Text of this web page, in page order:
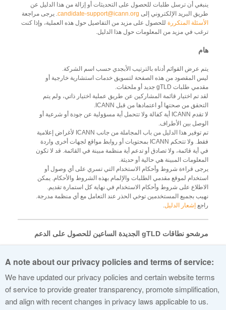
ينبغي أن ترسل طلبات للحصول على التحديثات أو إزالة من هذا الدليل عن
طريق البريد الإلكتروني إلى candidate-support@icann.org . يرجى مراجعة
الأسئلة المتكررة للحصول على مزيد من التفاصيل حول هذه العملية، وإذا كنت
ترغب في مزيد من المعلومات حول هذا الدليل.
هام
يتم عرض القوائم أدناه بالترتيب الأبجدي حسب اسم الشركة.
ليس المقصود من هذه الصفحة لتسويق خدمات استشارية خارجية أو
مقدمي طلبات gTLD جديد أو ملحقات.
لقد تم اختيار قائمة المشاركين عن طريق عملية اختيار ذاتي، ولم يتم
التحقق من صحتها أو اعتمادها من قبل ICANN.
لا تقدم ICANN أية كفالة ولا تتحمل أية مسؤولية عن جودة أو شرعية أو
الوصل بين الأطراف.
تم توفير هذا الدليل من باب المجاملة من جانب ICANN لأغراض إعلامية
فقط. ولا تتحكم ICANN بمحتويات أو روابط مواقع لجهات أخرى واردة
في أية قائمة، ولا تصادق أو تدعم أية منظمة مبينة في القائمة. قد لا تكون
المعلومات المبينة هي حالية أو حديثة.
يرجى قراءة شروط وأحكام الاستخدام التي تسري على أي وصول أو
استخدام لموقع مقدمي الطلبات والإلمام بهذه الشروط والأحكام. يمكن
الاطلاع على شروط وأحكام الاستخدام في نهاية كل استمارة تقديم.
نهيب بجميع المستخدمين توخي الحذر عند التعامل مع أي منظمة مدرجة.
راجع إشعار الدليل
مرشحو نطاقات gTLD الجديدة الساعين للحصول على الدعم
للحصول على قائمة مرشحي gTLD جديد، انتقل إلى هنا.
A note about our privacy policies and terms of service:
We have updated our privacy policies and certain website terms
of service to provide greater transparency, promote simplification,
and align with recent changes in privacy laws applicable to us.